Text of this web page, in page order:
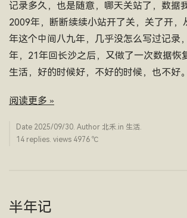
记录多久，也是随意，哪天关站了，数据
2009年，断断续续小站开了关，关了开，
年这个中间八九年，几乎没怎么写过记录
年，21年回长沙之后，又做了一次数据恢
生活，好的时候好，不好的时候，也不好。
阅读更多 »
Date 2025/09/30. Author 北禾.in 生活.
14 replies. views 4976 ­℃
半年记